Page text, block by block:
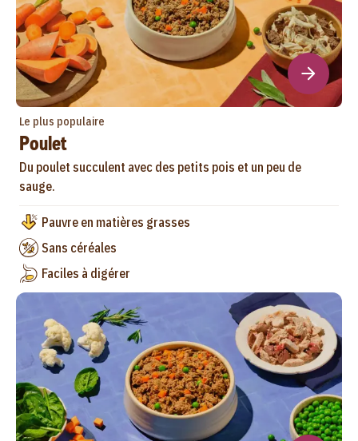
Le plus populaire
Poulet
Du poulet succulent avec des petits pois et un peu de
sauge.
Pauvre en matières grasses
Sans céréales
Faciles à digérer